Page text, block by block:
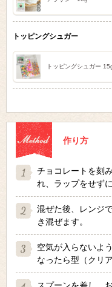
トッピングシュガー
トッピングシュガー
作り方
チョコレートを刻
れ、ラップをせず
混ぜた後、レンジ
き混ぜます。
空気が入らないよ
なったら型（クリ